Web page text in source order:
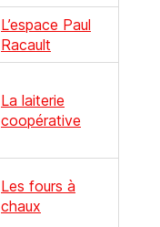
L’espace Paul
Racault
La laiterie
coopérative
Les fours à
chaux